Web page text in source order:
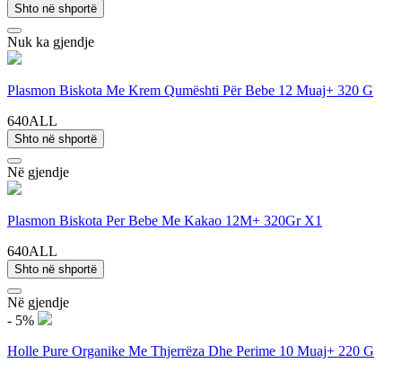
Shto në shportë
Nuk ka gjendje
Plasmon Biskota Me Krem Qumështi Për Bebe 12 Muaj+ 320 G
640ALL
Shto në shportë
Në gjendje
Plasmon Biskota Per Bebe Me Kakao 12M+ 320Gr X1
640ALL
Shto në shportë
Në gjendje
- 5%
Holle Pure Organike Me Thjerrëza Dhe Perime 10 Muaj+ 220 G